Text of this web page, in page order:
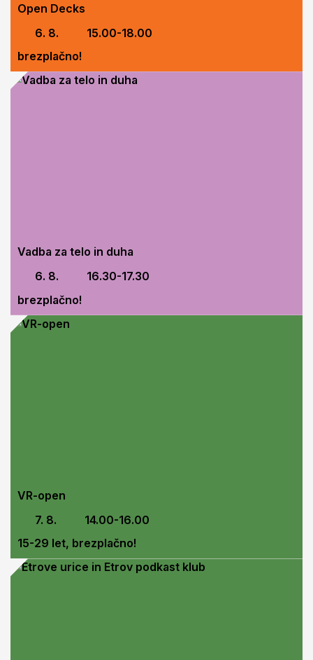
Open Decks
6. 8.
15.00-18.00
brezplačno!
Vadba za telo in duha
6. 8.
16.30-17.30
brezplačno!
VR-open
7. 8.
14.00-16.00
15-29 let, brezplačno!